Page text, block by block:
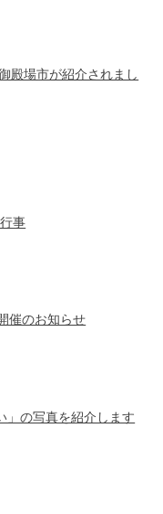
殿場市が紹介されまし
事
催のお知らせ
」の写真を紹介します